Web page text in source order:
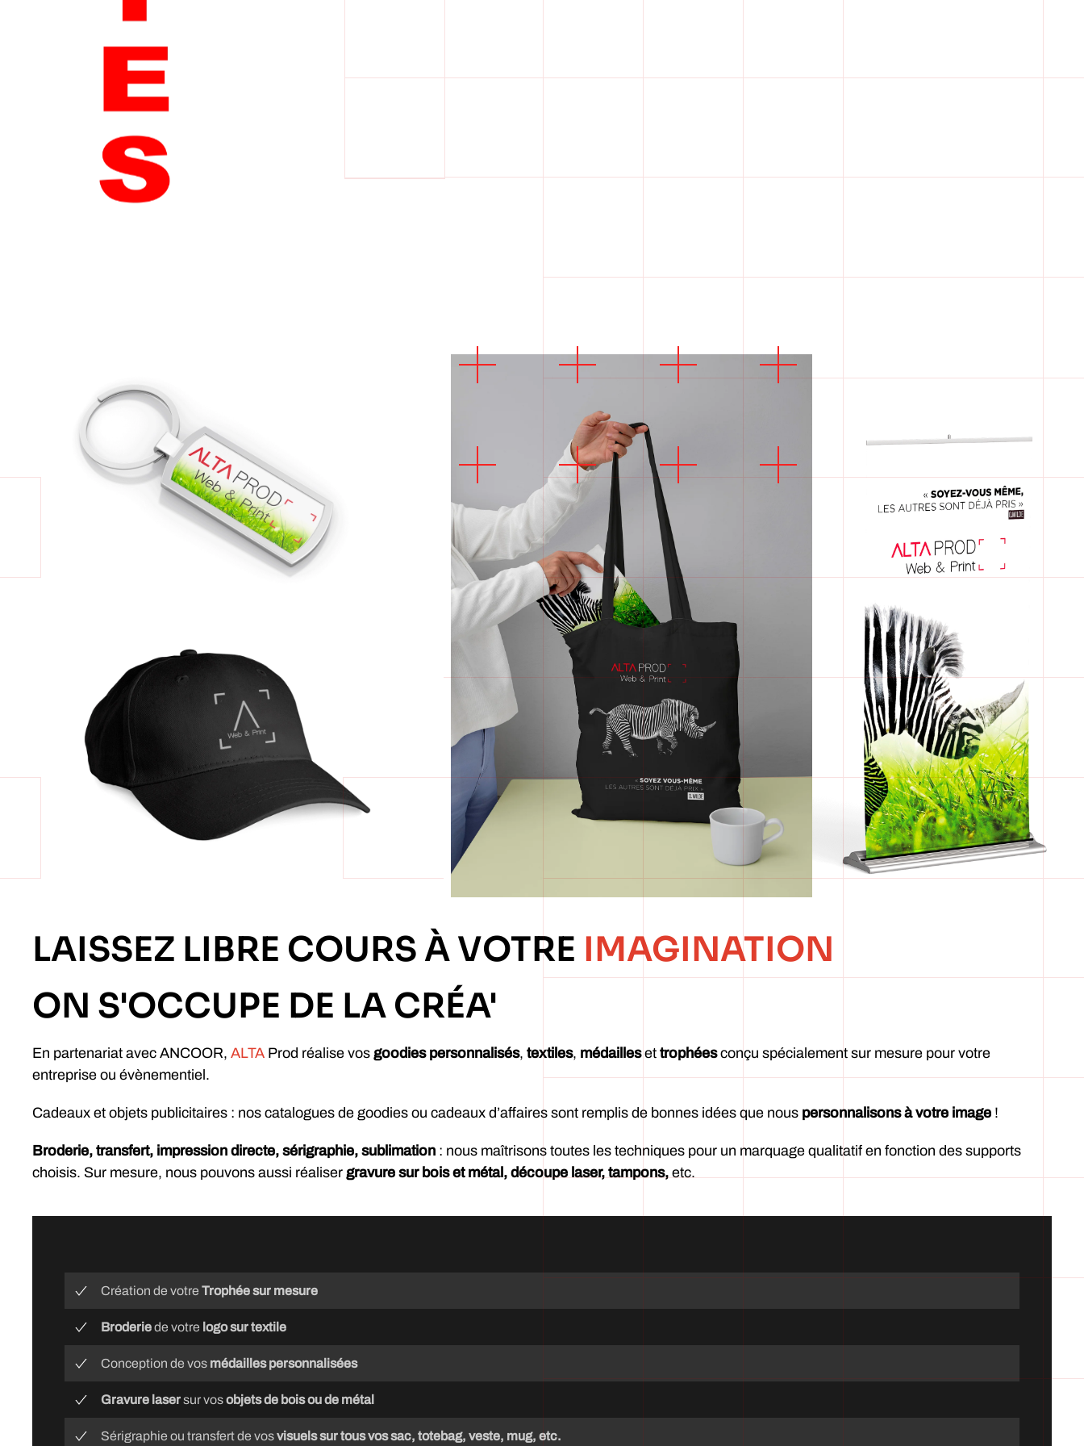
LAISSEZ LIBRE COURS À VOTRE IMAGINATION
ON S'OCCUPE DE LA CRÉA'
En partenariat avec ANCOOR, ALTA Prod réalise vos goodies personnalisés, textiles, médailleset trophéesconçu spécialement sur mesure pour votre
entreprise ou évènementiel.
Cadeaux et objets publicitaires : nos catalogues de goodies ou cadeaux d’affaires sont remplis de bonnes idées que nous personnalisons à votre image !
Broderie, transfert, impression directe, sérigraphie, sublimation : nous maîtrisons toutes les techniques pour un marquage qualitatif en fonction des supports
choisis. Sur mesure, nous pouvons aussi réaliser gravure sur bois et métal, découpe laser, tampons, etc.
Création de votre Trophée sur mesure
Broderiede votre logo sur textile
Conception de vos médailles personnalisées
Gravure lasersur vosobjets de bois ou de métal
Sérigraphie ou transfert de vosvisuels sur tous vos sac, totebag, veste, mug, etc.